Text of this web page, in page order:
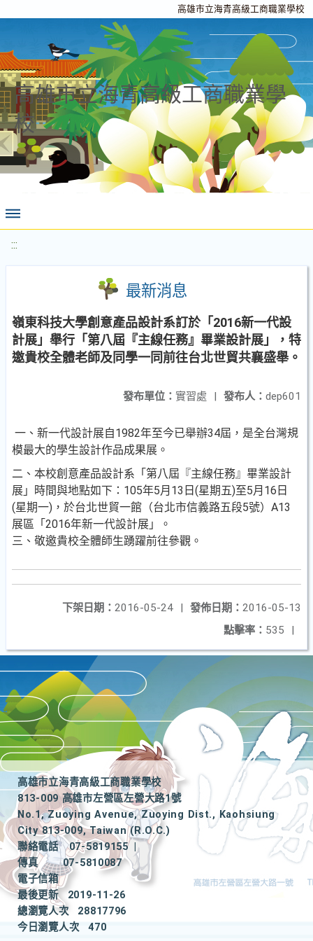
高雄市立海青高級工商職業學校
高雄市立海青高級工商職業學
校
:::
最新消息
嶺東科技大學創意產品設計系訂於「2016新一代設
計展」舉行「第八屆『主線任務』畢業設計展」，特
邀貴校全體老師及同學一同前往台北世貿共襄盛舉。
發布人： dep601
發布單位： 實習處 |
一、新一代設計展自1982年至今已舉辦34屆，是全台灣規
模最大的學生設計作品成果展。
二、本校創意產品設計系「第八屆『主線任務』畢業設計
展」時間與地點如下：105年5月13日(星期五)至5月16日
(星期一)，於台北世貿一館（台北市信義路五段5號）A13
展區「2016年新一代設計展」。
三、敬邀貴校全體師生踴躍前往參觀。
發佈日期： 2016-05-13
下架日期： 2016-05-24
|
點擊率： 535 |
高雄市立海青高級工商職業學校
813-009 高雄市左營區左營大路1號
No.1, Zuoying Avenue, Zuoying Dist., Kaohsiung
City 813-009, Taiwan (R.O.C.)
聯絡電話
07-5819155
|
傳真
07-5810087
電子信箱
最後更新
2019-11-26
總瀏覽人次
28817796
今日瀏覽人次
470